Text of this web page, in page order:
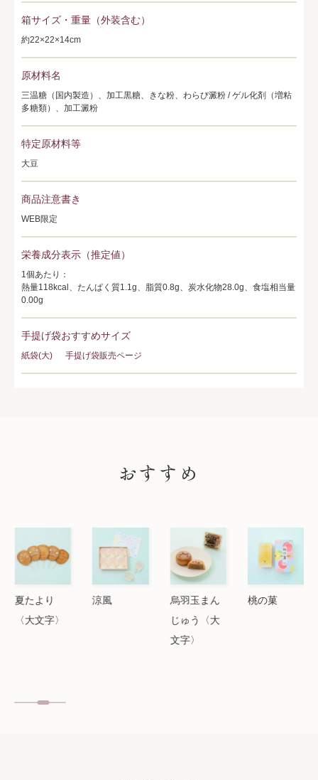
箱サイズ・重量（外装含む）
約22×22×14cm
原材料名
三温糖（国内製造）、加工黒糖、きな粉、わらび澱粉 / ゲル化剤（増粘
多糖類）、加工澱粉
特定原材料等
大豆
商品注意書き
WEB限定
栄養成分表示（推定値）
1個あたり：
熱量118kcal、たんぱく質1.1g、脂質0.8g、炭水化物28.0g、食塩相当量
0.00g
手提げ袋おすすめサイズ
紙袋(大) 手提げ袋販売ページ
おすすめ
夏たより
〈大文字〉
涼風
烏羽玉まん
じゅう〈大
文字〉
桃の菓